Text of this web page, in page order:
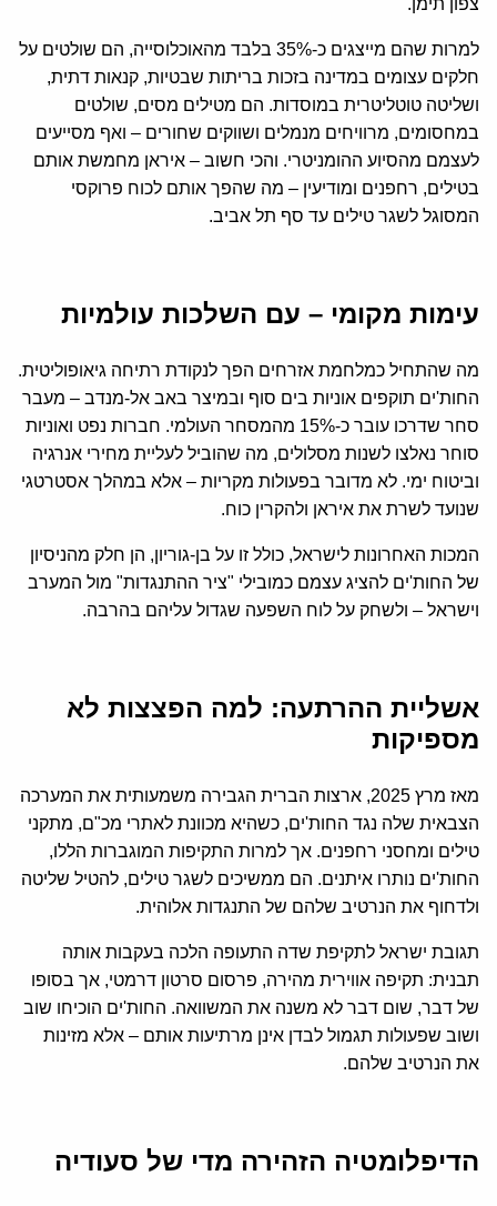
למרות שהם מייצגים כ-35% בלבד מהאוכלוסייה, הם שולטים על
חלקים עצומים במדינה בזכות בריתות שבטיות, קנאות דתית,
ושליטה טוטליטרית במוסדות. הם מטילים מסים, שולטים
במחסומים, מרוויחים מנמלים ושווקים שחורים – ואף מסייעים
לעצמם מהסיוע ההומניטרי. והכי חשוב – איראן מחמשת אותם
בטילים, רחפנים ומודיעין – מה שהפך אותם לכוח פרוקסי
המסוגל לשגר טילים עד סף תל אביב.
עימות מקומי – עם השלכות עולמיות
מה שהתחיל כמלחמת אזרחים הפך לנקודת רתיחה גיאופוליטית.
החות'ים תוקפים אוניות בים סוף ובמיצר באב אל-מנדב – מעבר
סחר שדרכו עובר כ-15% מהמסחר העולמי. חברות נפט ואוניות
סוחר נאלצו לשנות מסלולים, מה שהוביל לעליית מחירי אנרגיה
וביטוח ימי. לא מדובר בפעולות מקריות – אלא במהלך אסטרטגי
שנועד לשרת את איראן ולהקרין כוח.
המכות האחרונות לישראל, כולל זו על בן-גוריון, הן חלק מהניסיון
של החות'ים להציג עצמם כמובילי "ציר ההתנגדות" מול המערב
וישראל – ולשחק על לוח השפעה שגדול עליהם בהרבה.
אשליית ההרתעה: למה הפצצות לא
מספיקות
מאז מרץ 2025, ארצות הברית הגבירה משמעותית את המערכה
הצבאית שלה נגד החות'ים, כשהיא מכוונת לאתרי מכ"ם, מתקני
טילים ומחסני רחפנים. אך למרות התקיפות המוגברות הללו,
החות'ים נותרו איתנים. הם ממשיכים לשגר טילים, להטיל שליטה
ולדחוף את הנרטיב שלהם של התנגדות אלוהית.
תגובת ישראל לתקיפת שדה התעופה הלכה בעקבות אותה
תבנית: תקיפה אווירית מהירה, פרסום סרטון דרמטי, אך בסופו
של דבר, שום דבר לא משנה את המשוואה. החות'ים הוכיחו שוב
ושוב שפעולות תגמול לבדן אינן מרתיעות אותם – אלא מזינות
את הנרטיב שלהם.
הדיפלומטיה הזהירה מדי של סעודיה